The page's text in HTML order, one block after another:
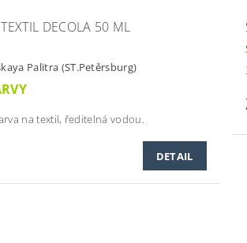
DECOLA 50 ML
Palitra (ST.Petěrsburg)
na textil, ředitelná vodou.
DETAIL